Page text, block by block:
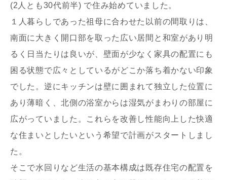
写真を拡大する
写真を拡大する
(2人とも30代前半) で住み始めていました。
１人暮らしであった祖母に合わせた以前の間取りは、
南面に大きく開口部を取った広い居間と和室があり明
るく日当たりは良いが、壁面が少なく家具の配置にも
困る状態で広々としているがどこか落ち着かない印象
でした。逆にキッチンは壁に囲まれて独立した位置に
あり薄暗く、北側の浴室からは湿気がまわりの部屋に
広がっていました。これらを改善し性能向上した快適
な住まいとしたいという希望で計画がスタートしまし
た。
そこで水回りなど生活の基本構成は既存住宅の配置を